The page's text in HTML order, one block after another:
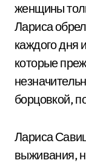
женщины
Лариса
каждого дня
которые
борцовкой,
Лариса
выживания,